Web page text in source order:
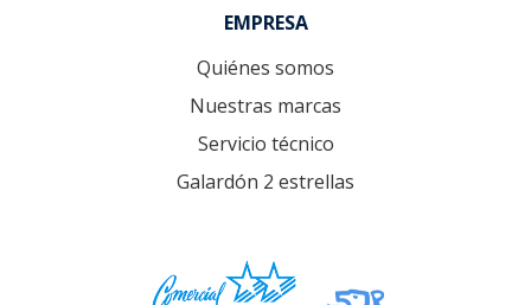
EMPRESA
Quiénes somos
Nuestras marcas
Servicio técnico
Galardón 2 estrellas